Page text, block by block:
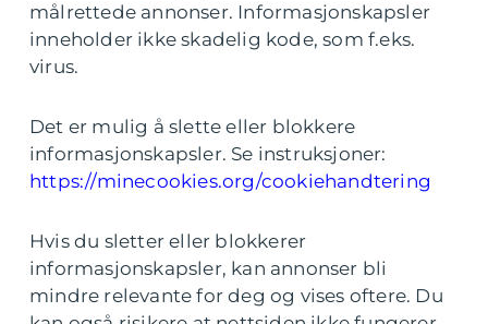
målrettede annonser. Informasjonskapsler
inneholder ikke skadelig kode, som f.eks.
virus.
Det er mulig å slette eller blokkere
informasjonskapsler. Se instruksjoner:
https://minecookies.org/cookiehandtering
Hvis du sletter eller blokkerer
informasjonskapsler, kan annonser bli
mindre relevante for deg og vises oftere. Du